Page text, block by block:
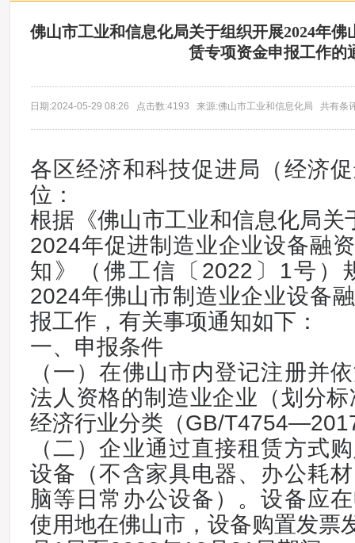
佛山市工业和信息化局关于组织开展2024年
赁专项资金申报工作的
日期:2024-05-29 08:26 点击数:4193 来源:佛山市工业和信息化局 共有条
各区经济和科技促进局（经济
位：
根据《佛山市工业和信息化局关
2024年促进制造业企业设备融
知》（佛工信〔2022〕1号）
2024年佛山市制造业企业设备
报工作，有关事项通知如下：
一、申报条件
（一）在佛山市内登记注册并
法人资格的制造业企业（划分
经济行业分类（GB/
（二）企业通过直接租赁方式
设备（不含家具电器、办公耗
脑等日常办公设备）。设备应
使用地在佛山市，设备购置发票